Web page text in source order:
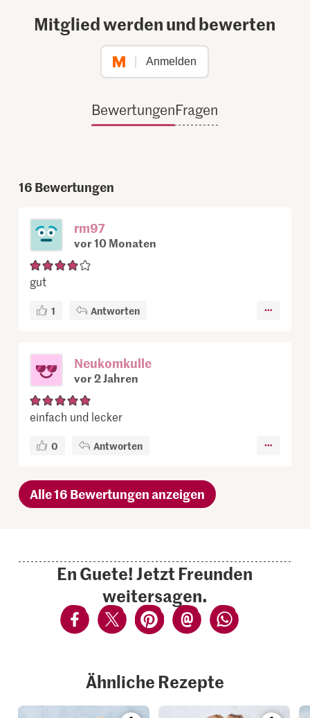
Mitglied werden und bewerten
Anmelden
BewertungenFragen
16 Bewertungen
rm97
vor 10 Monaten
gut
1 Antworten
Neukomkulle
vor 2 Jahren
einfach und lecker
0 Antworten
Alle 16 Bewertungen anzeigen
En Guete! Jetzt Freunden
weitersagen.
Ähnliche Rezepte